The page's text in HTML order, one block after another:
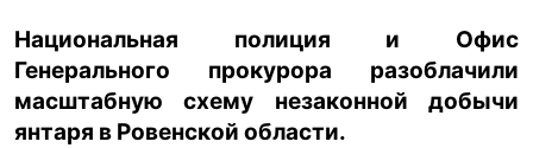
лонгриды
харьков
архив
Национальная полиция и Офис
Генерального прокурора разоблачили
масштабную схему незаконной добычи
янтаря в Ровенской области.